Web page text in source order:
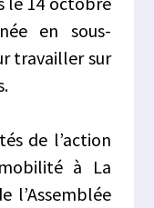
en sous-
travailler sur
de l’action
à La
l’Assemblée